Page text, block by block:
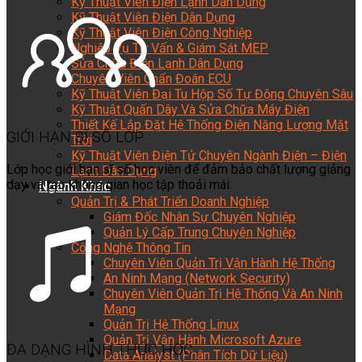
Kỹ Thuật Viên Điện Dân Dụng
Kỹ Thuật Viên Điện Công Nghiệp
Nghiệp Vụ Tư Vấn & Giám Sát MEP
Sửa Chữa Điện Lạnh Dân Dụng
Chuyên Viên Chẩn Đoán ECU
Kỹ Thuật Viên Đại Tu Hộp Số Tự Động Chuyên Sâu
Kỹ Thuật Quấn Dây Và Sửa Chữa Máy Điện
Thiết Kế Lắp Đặt Hệ Thống Điện Năng Lượng Mặt
Trời
Kỹ Thuật Viên Điện Tử Chuyên Ngành Điện – Điện
Lạnh Dân Dụng
Ngành Khác
Quản Trị & Phát Triển Doanh Nghiệp
Giám Đốc Nhân Sự Chuyên Nghiệp
Quản Lý Cấp Trung Chuyên Nghiệp
Công Nghệ Thông Tin
Chuyên Viên Quản Trị Vận Hành Hệ Thống
An Ninh Mạng (Network Security)
Chuyên Viên Quản Trị Hệ Thống Và An Ninh
Mạng
Quản Trị Hệ Thống Linux
Quản Trị Vận Hành Microsoft Azure
Data Analyst (Phân Tích Dữ Liệu)
GIỚI HẠN SĨ SỐ LỚP
Lớp học giới hạn sĩ số học viên để đảm bảo chất lượng giảng
dạy và tạo không gian học tập thoải mái.
ĐA DẠNG HÌNH THỨC HỌC